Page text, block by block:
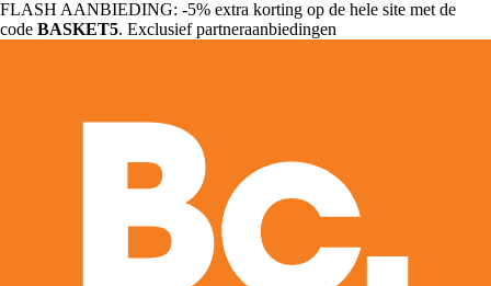
FLASH AANBIEDING: -5% extra korting op de hele site met de
code BASKET5. Exclusief partneraanbiedingen